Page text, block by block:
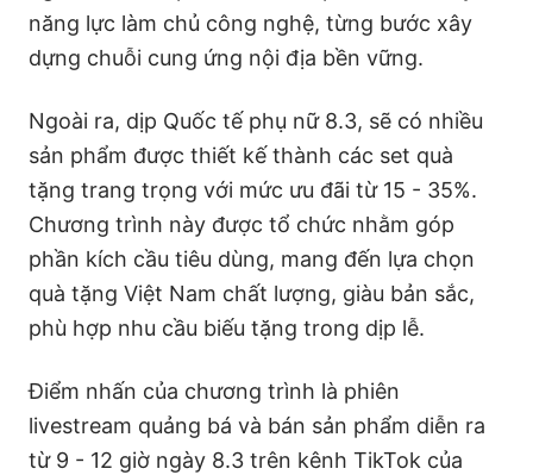
năng lực làm chủ công nghệ, từng bước xây
dựng chuỗi cung ứng nội địa bền vững.
Ngoài ra, dịp Quốc tế phụ nữ 8.3, sẽ có nhiều
sản phẩm được thiết kế thành các set quà
tặng trang trọng với mức ưu đãi từ 15 - 35%.
Chương trình này được tổ chức nhằm góp
phần kích cầu tiêu dùng, mang đến lựa chọn
quà tặng Việt Nam chất lượng, giàu bản sắc,
phù hợp nhu cầu biếu tặng trong dịp lễ.
Điểm nhấn của chương trình là phiên
livestream quảng bá và bán sản phẩm diễn ra
từ 9 - 12 giờ ngày 8.3 trên kênh TikTok của